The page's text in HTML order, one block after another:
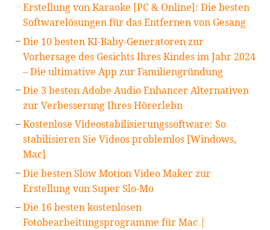
Erstellung von Karaoke [PC & Online]: Die besten
Softwarelösungen für das Entfernen von Gesang
Die 10 besten KI-Baby-Generatoren zur
Vorhersage des Gesichts Ihres Kindes im Jahr 2024
– Die ultimative App zur Familiengründung
Die 3 besten Adobe Audio Enhancer Alternativen
zur Verbesserung Ihres Hörerlebn
Kostenlose Videostabilisierungssoftware: So
stabilisieren Sie Videos problemlos [Windows,
Mac]
Die besten Slow Motion Video Maker zur
Erstellung von Super Slo-Mo
Die 16 besten kostenlosen
Fotobearbeitungsprogramme für Mac |